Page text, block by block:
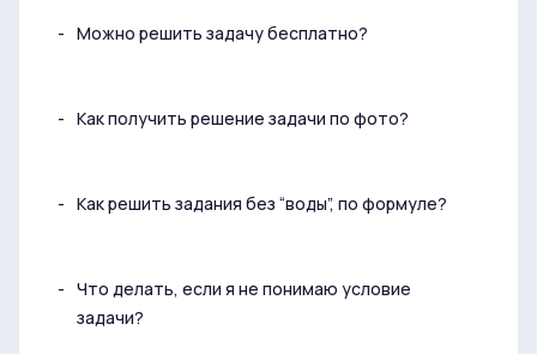
Можно решить задачу бесплатно?
Как получить решение задачи по фото?
Как решить задания без “воды”, по формуле?
Что делать, если я не понимаю условие
задачи?